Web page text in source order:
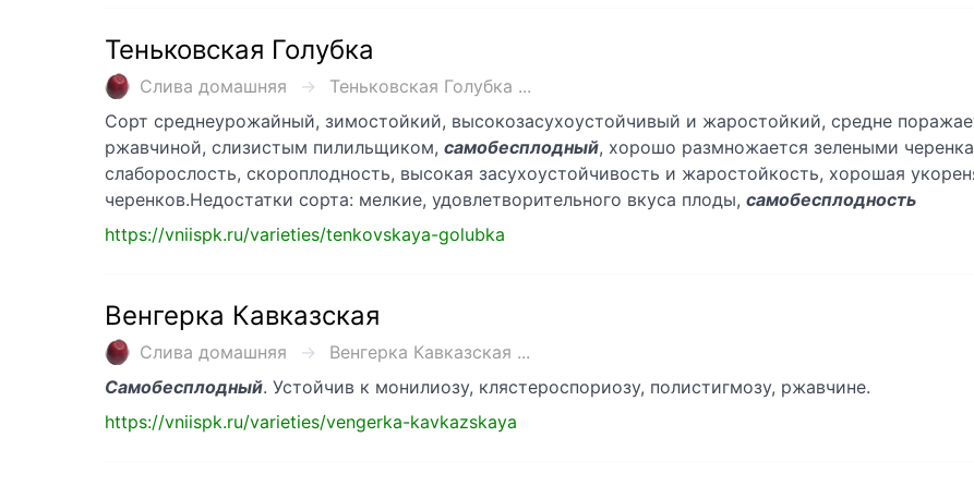
Теньковская Голубка
Слива домашняя
Теньковская Голубка ...
Сорт среднеурожайный, зимостойкий, высокозасухоустойчивый и жаростойкий, средне
ржавчиной, слизистым пилильщиком, самобесплодный, хорошо размножается зелеными
слаборослость, скороплодность, высокая засухоустойчивость и жаростойкость, хорошая
черенков.Недостатки сорта: мелкие, удовлетворительного вкуса плоды, самобесплодность
https://vniispk.ru/varieties/tenkovskaya-golubka
Венгерка Кавказская
Слива домашняя
Венгерка Кавказская ...
Самобесплодный. Устойчив к монилиозу, клястероспориозу, полистигмозу, ржавчине.
https://vniispk.ru/varieties/vengerka-kavkazskaya